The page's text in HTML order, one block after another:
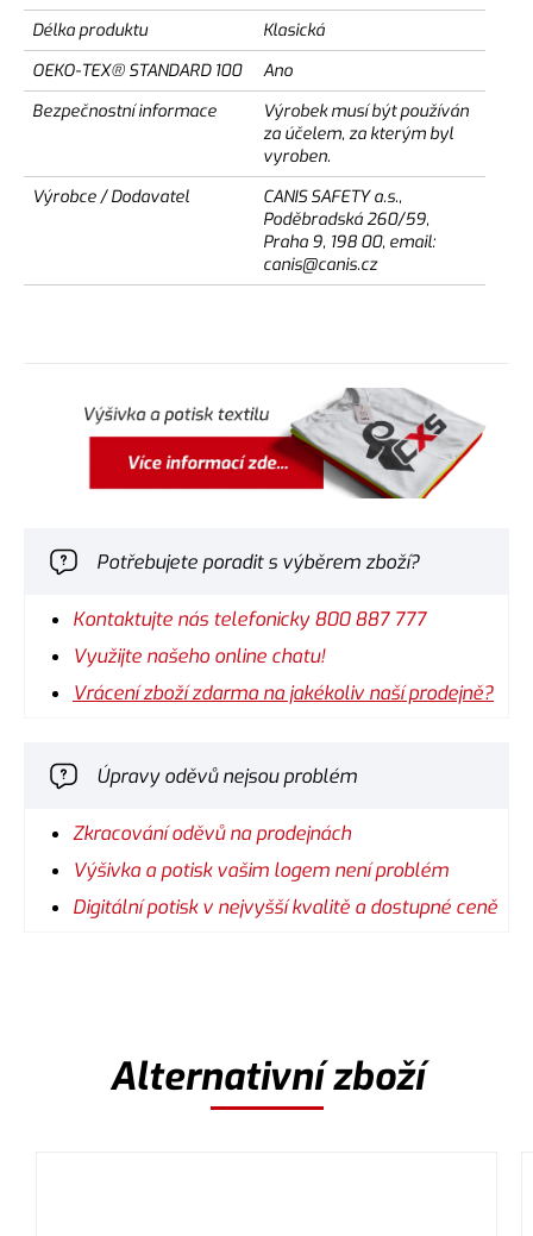
Délka produktu
Klasická
OEKO-TEX® STANDARD 100
Ano
Bezpečnostní informace
Výrobek musí být používán
za účelem, za kterým byl
vyroben.
Výrobce / Dodavatel
CANIS SAFETY a.s.,
Poděbradská 260/59,
Praha 9, 198 00, email:
canis@canis.cz
Potřebujete poradit s výběrem zboží?
Kontaktujte nás telefonicky 800 887 777
Využijte našeho online chatu!
Vrácení zboží zdarma na jakékoliv naší prodejně?
Úpravy oděvů nejsou problém
Zkracování oděvů na prodejnách
Výšivka a potisk vašim logem není problém
Digitální potisk v nejvyšší kvalitě a dostupné ceně
Alternativní zboží